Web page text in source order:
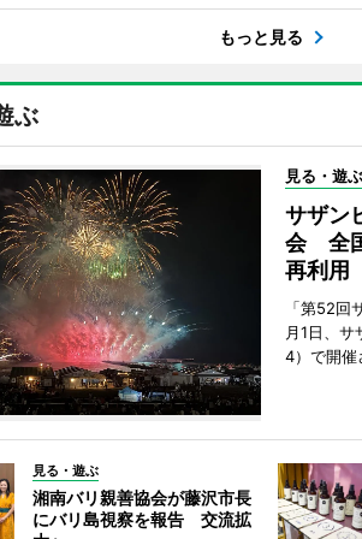
もっと見る
ぶ
見る・遊ぶ
サザン
会 全
再利用
「第52回
月1日、
4）で開催
見る・遊ぶ
湘南バリ親善協会が藤沢市長
にバリ島視察を報告 交流拡